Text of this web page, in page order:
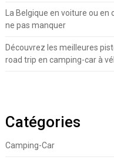
La Belgique en voiture ou
ne pas manquer
Découvrez les meilleures
road trip en camping-car à
Catégories
Camping-Car